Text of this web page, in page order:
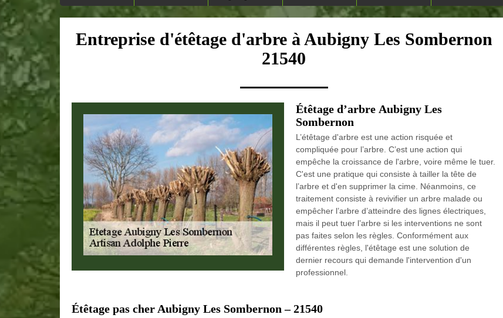
Entreprise d'étêtage d'arbre à Aubigny Les Sombernon
21540
Étêtage d’arbre Aubigny Les
Sombernon
L’étêtage d'arbre est une action risquée et
compliquée pour l’arbre. C’est une action qui
empêche la croissance de l'arbre, voire même le tuer.
C'est une pratique qui consiste à tailler la tête de
l’arbre et d'en supprimer la cime. Néanmoins, ce
traitement consiste à revivifier un arbre malade ou
empêcher l’arbre d’atteindre des lignes électriques,
mais il peut tuer l’arbre si les interventions ne sont
pas faites selon les règles. Conformément aux
différentes règles, l'étêtage est une solution de
dernier recours qui demande l'intervention d'un
professionnel.
Étêtage pas cher Aubigny Les Sombernon – 21540